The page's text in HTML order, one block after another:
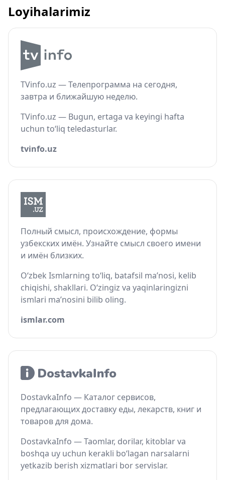
Loyihalarimiz
TVinfo.uz — Телепрограмма на сегодня,
завтра и ближайшую неделю.
TVinfo.uz — Bugun, ertaga va keyingi hafta
uchun to‘liq teledasturlar.
tvinfo.uz
Полный смысл, происхождение, формы
узбекских имён. Узнайте смысл своего имени
и имён близких.
O‘zbek Ismlarning to‘liq, batafsil ma’nosi, kelib
chiqishi, shakllari. O‘zingiz va yaqinlaringizni
ismlari ma’nosini bilib oling.
ismlar.com
DostavkaInfo — Каталог сервисов,
предлагающих доставку еды, лекарств, книг и
товаров для дома.
DostavkaInfo — Taomlar, dorilar, kitoblar va
boshqa uy uchun kerakli bo‘lagan narsalarni
yetkazib berish xizmatlari bor servislar.